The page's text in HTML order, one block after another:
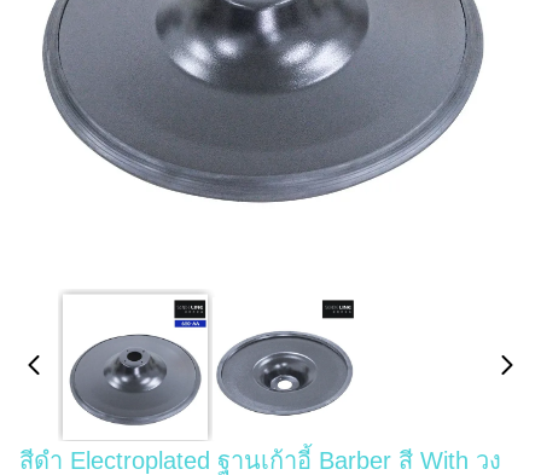
สีดํา Electroplated ฐานเก้าอี้ Barber สี With วง